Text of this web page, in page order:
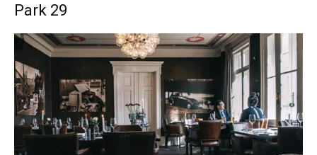
Park 29